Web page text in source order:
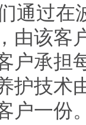
通过
由该客
户承担
护技术
户一份